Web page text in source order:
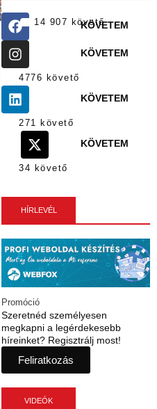
14 907 követőKÖVETEM
4776 követő
KÖVETEM
271 követő
KÖVETEM
34 követő
KÖVETEM
HÍRLEVÉL
Szeretnéd személyesen
megkapni a legérdekesebb
híreinket? Regisztrálj most!
Feliratkozás
Promóció
VIDEÓK